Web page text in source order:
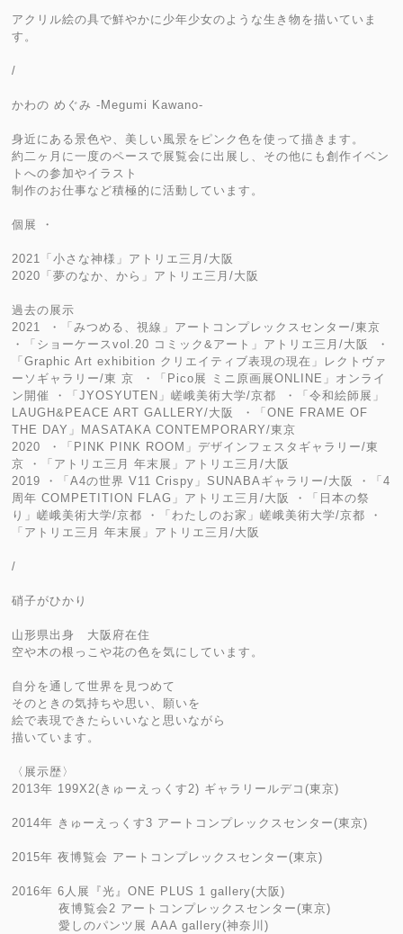
アクリル絵の具で鮮やかに少年少女のような生き物を描いていま
す。
/
かわの めぐみ -Megumi Kawano-
身近にある景色や、美しい風景をピンク色を使って描きます。
約二ヶ月に一度のペースで展覧会に出展し、その他にも創作イベン
トへの参加やイラスト
制作のお仕事など積極的に活動しています。
個展 ・
2021「小さな神様」アトリエ三月/大阪
2020「夢のなか、から」アトリエ三月/大阪
過去の展示
2021 ・「みつめる、視線」アートコンプレックスセンター/東京
・「ショーケースvol.20 コミック&アート」アトリエ三月/大阪 ・
「Graphic Art exhibition クリエイティブ表現の現在」レクトヴァ
ーソギャラリー/東 京 ・「Pico展 ミニ原画展ONLINE」オンライ
ン開催 ・「JYOSYUTEN」嵯峨美術大学/京都 ・「令和絵師展」
LAUGH&PEACE ART GALLERY/大阪 ・「ONE FRAME OF
THE DAY」MASATAKA CONTEMPORARY/東京
2020 ・「PINK PINK ROOM」デザインフェスタギャラリー/東
京 ・「アトリエ三月 年末展」アトリエ三月/大阪
2019 ・「A4の世界 V11 Crispy」SUNABAギャラリー/大阪 ・「4
周年 COMPETITION FLAG」アトリエ三月/大阪 ・「日本の祭
り」嵯峨美術大学/京都 ・「わたしのお家」嵯峨美術大学/京都 ・
「アトリエ三月 年末展」アトリエ三月/大阪
/
硝子がひかり
山形県出身 大阪府在住
空や木の根っこや花の色を気にしています。
自分を通して世界を見つめて
そのときの気持ちや思い、願いを
絵で表現できたらいいなと思いながら
描いています。
〈展示歴〉
2013年 199X2(きゅーえっくす2) ギャラリールデコ(東京)
2014年 きゅーえっくす3 アートコンプレックスセンター(東京)
2015年 夜博覧会 アートコンプレックスセンター(東京)
2016年 6人展『光』ONE PLUS 1 gallery(大阪)
夜博覧会2 アートコンプレックスセンター(東京)
愛しのパンツ展 AAA gallery(神奈川)